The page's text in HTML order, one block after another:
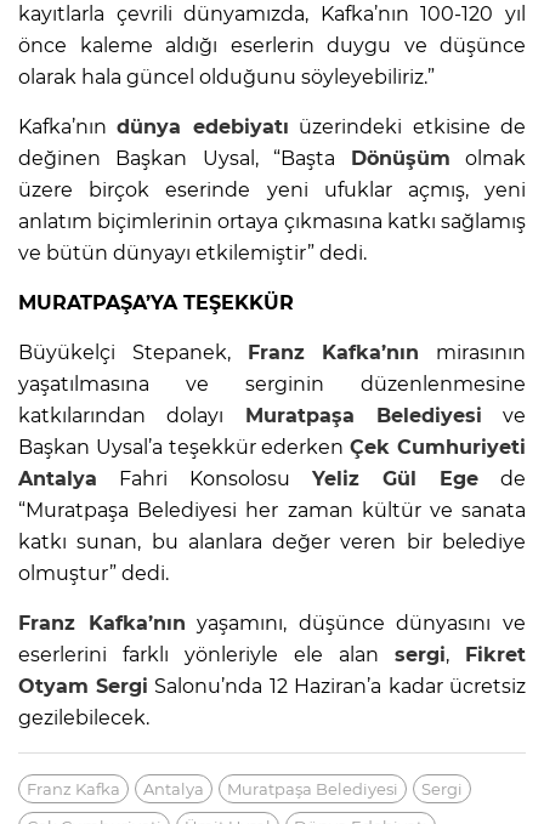
kayıtlarla çevrili dünyamızda, Kafka’nın 100-120 yıl
önce kaleme aldığı eserlerin duygu ve düşünce
olarak hala güncel olduğunu söyleyebiliriz.”
Kafka’nındünya edebiyatı üzerindeki etkisine de
değinen Başkan Uysal, “Başta Dönüşüm olmak
üzere birçok eserinde yeni ufuklar açmış, yeni
anlatım biçimlerinin ortaya çıkmasına katkı sağlamış
ve bütün dünyayı etkilemiştir” dedi.
MURATPAŞA’YA TEŞEKKÜR
Büyükelçi Stepanek, Franz Kafka’nın mirasının
yaşatılmasına ve serginin düzenlenmesine
katkılarından dolayı Muratpaşa Belediyesi ve
Başkan Uysal’a teşekkür ederkenÇek Cumhuriyeti
Antalya Fahri Konsolosu Yeliz Gül Ege de
“Muratpaşa Belediyesi her zaman kültür ve sanata
katkı sunan, bu alanlara değer veren bir belediye
olmuştur” dedi.
Franz Kafka’nın yaşamını, düşünce dünyasını ve
eserlerini farklı yönleriyle ele alan sergi, Fikret
Otyam Sergi Salonu’nda 12 Haziran’a kadar ücretsiz
gezilebilecek.
Franz Kafka Antalya Muratpaşa Belediyesi
Sergi